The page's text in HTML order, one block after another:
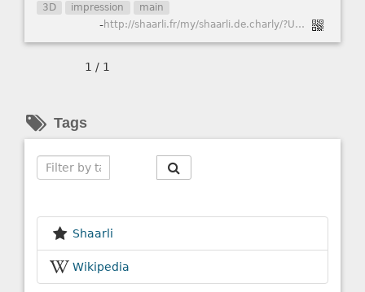
3D impression main
- http://shaarli.fr/my/shaarli.de.charly/?UAH8Fg
1 / 1
Tags
Shaarli
Wikipedia